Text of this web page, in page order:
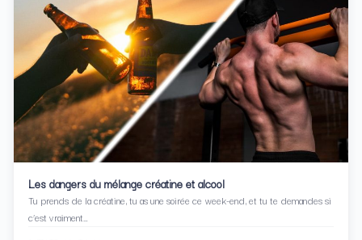
Les dangers du mélange créatine et alcool
Tu prends de la créatine, tu as une soirée ce week-end, et tu te demandes si
c’est vraiment…